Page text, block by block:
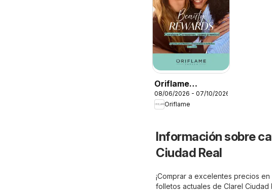
Oriflame
Catálogo Beauty
Rewards
08/06/2026 - 07/10/2026
Oriflame
Información sobre
Ciudad Real
¡Comprar a excelentes precios
folletos actuales de Clarel Ciudad